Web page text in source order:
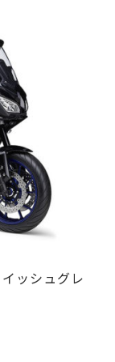
ッシュグレ